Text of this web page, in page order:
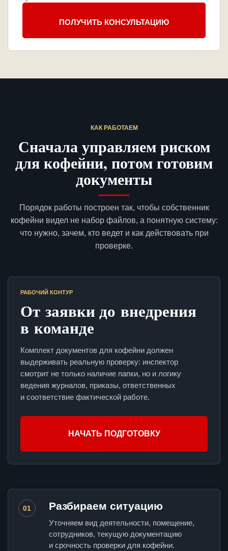
ПОЛУЧИТЬ КОНСУЛЬТАЦИЮ
КАК РАБОТАЕМ
Сначала управляем риском
для кофейни, потом готовим
документы
Порядок работы построен так, чтобы собственник
кофейни видел не набор файлов, а понятную систему:
что нужно, зачем, кто ведет и как действовать при
проверке.
РАБОЧИЙ КОНТУР
От заявки до внедрения
в команде
Комплект документов для кофейни должен
выдерживать реальную проверку: инспектор
смотрит не только наличие папки, но и логику
ведения журналов, приказы, ответственных
и соответствие фактической работе.
НАЧАТЬ ПОДГОТОВКУ
01 Разбираем ситуацию
Уточняем вид деятельности, помещение,
сотрудников, текущую документацию
и срочность проверки для кофейни.